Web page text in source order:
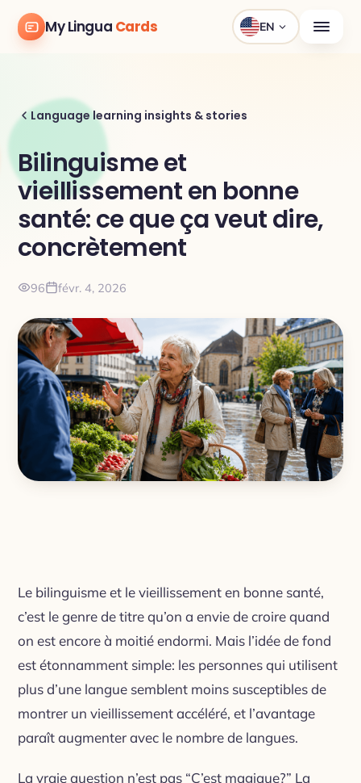
My Lingua Cards EN
Language learning insights & stories
Bilinguisme et
vieillissement en bonne
santé: ce que ça veut dire,
concrètement
96 févr. 4, 2026
Le bilinguisme et le vieillissement en bonne santé,
c’est le genre de titre qu’on a envie de croire quand
on est encore à moitié endormi. Mais l’idée de fond
est étonnamment simple: les personnes qui utilisent
plus d’une langue semblent moins susceptibles de
montrer un vieillissement accéléré, et l’avantage
paraît augmenter avec le nombre de langues.
La vraie question n’est pas “C’est magique?” La